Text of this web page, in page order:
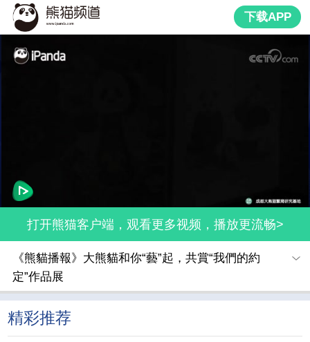
下载APP
打开熊猫客户端，观看更多视频，播放更流畅>
《熊貓播報》大熊貓和你“藝”起，共賞“我們的約
定”作品展
精彩推荐